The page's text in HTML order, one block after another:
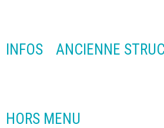
INFOS ANCIENNE
HORS MENU